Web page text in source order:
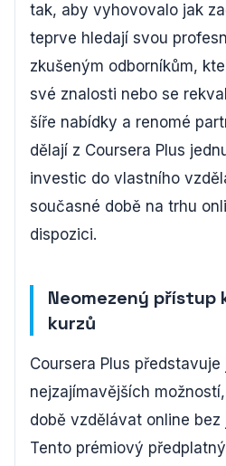
tak, aby vyhovovalo jak
teprve hledají svou
zkušeným odborníkům,
své znalosti nebo se
šíře nabídky a renomé
dělají z Coursera Plus
investic do vlastního
současné době na trhu
dispozici.
Neomezený přístup
kurzů
Coursera Plus představuje
nejzajímavějších
době vzdělávat online
Tento prémiový